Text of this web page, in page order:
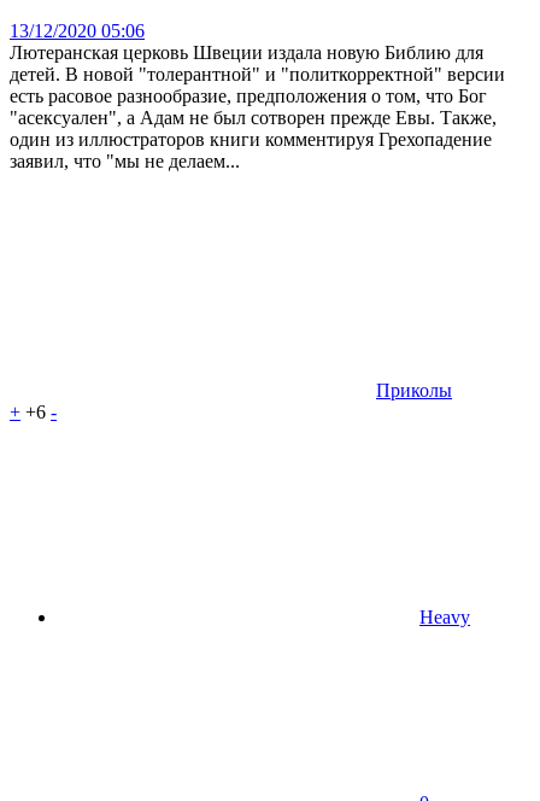
13/12/2020 05:06
Лютеранская церковь Швеции издала новую Библию для
детей. В новой "толерантной" и "политкорректной" версии
есть расовое разнообразие, предположения о том, что Бог
"асексуален", а Адам не был сотворен прежде Евы. Также,
один из иллюстраторов книги комментируя Грехопадение
заявил, что "мы не делаем...
Приколы
+ +6 -
Heavy